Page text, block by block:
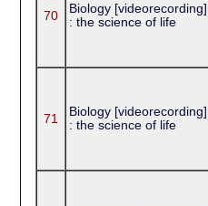
70
Biology [videorecording]
: the science of life
71
Biology [videorecording]
: the science of life